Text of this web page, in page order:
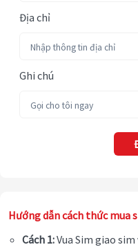
Địa chỉ
Ghi chú
Hướng dẫn cách thức mua
Cách 1:Vua Sim giao